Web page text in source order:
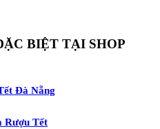
BIỆT TẠI SHOP
Đà Nẵng
Rượu Tết